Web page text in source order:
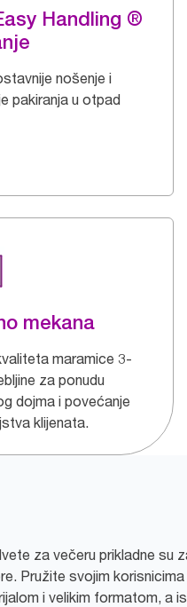
Handling ®
nošenje i
pakiranja u otpad
mekana
maramice 3-
za ponudu
dojma i povećanje
klijenata.
za večeru prikladne su
Pružite svojim
i velikim formatom, a